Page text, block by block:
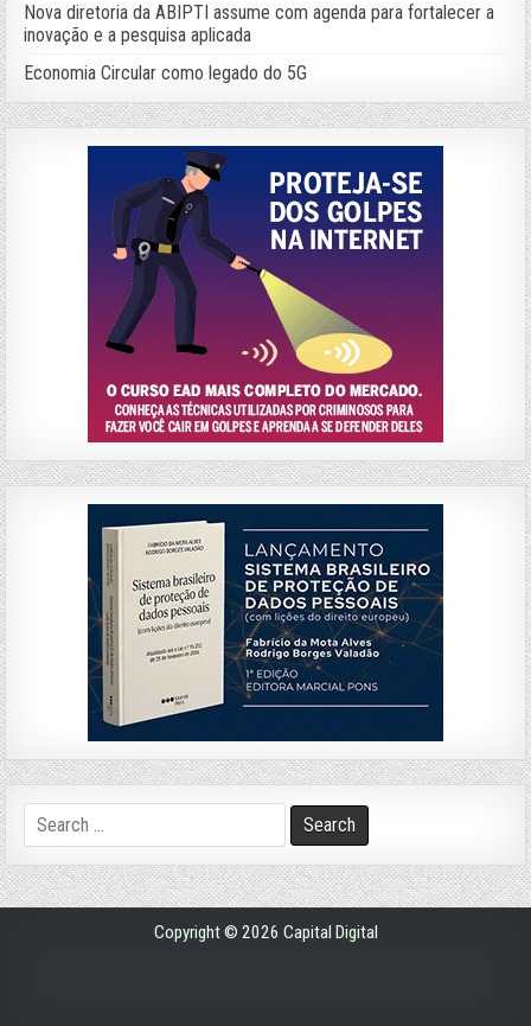
Nova diretoria da ABIPTI assume com agenda para fortalecer a
inovação e a pesquisa aplicada
Economia Circular como legado do 5G
Search
for:
Copyright © 2026 Capital Digital